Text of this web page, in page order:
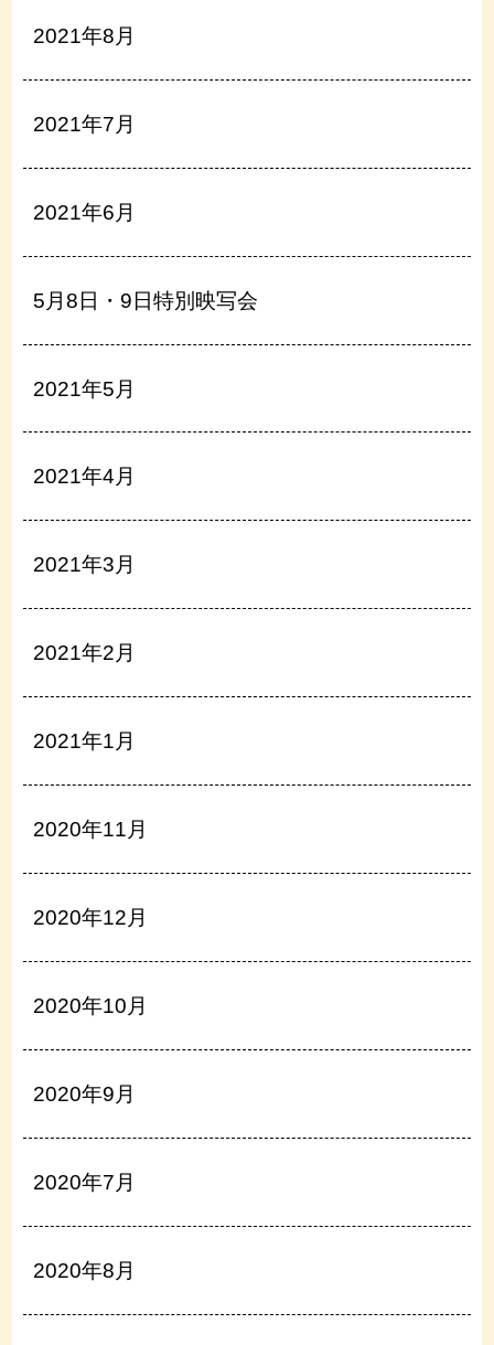
2021年8月
2021年7月
2021年6月
5月8日・9日特別映写会
2021年5月
2021年4月
2021年3月
2021年2月
2021年1月
2020年11月
2020年12月
2020年10月
2020年9月
2020年7月
2020年8月